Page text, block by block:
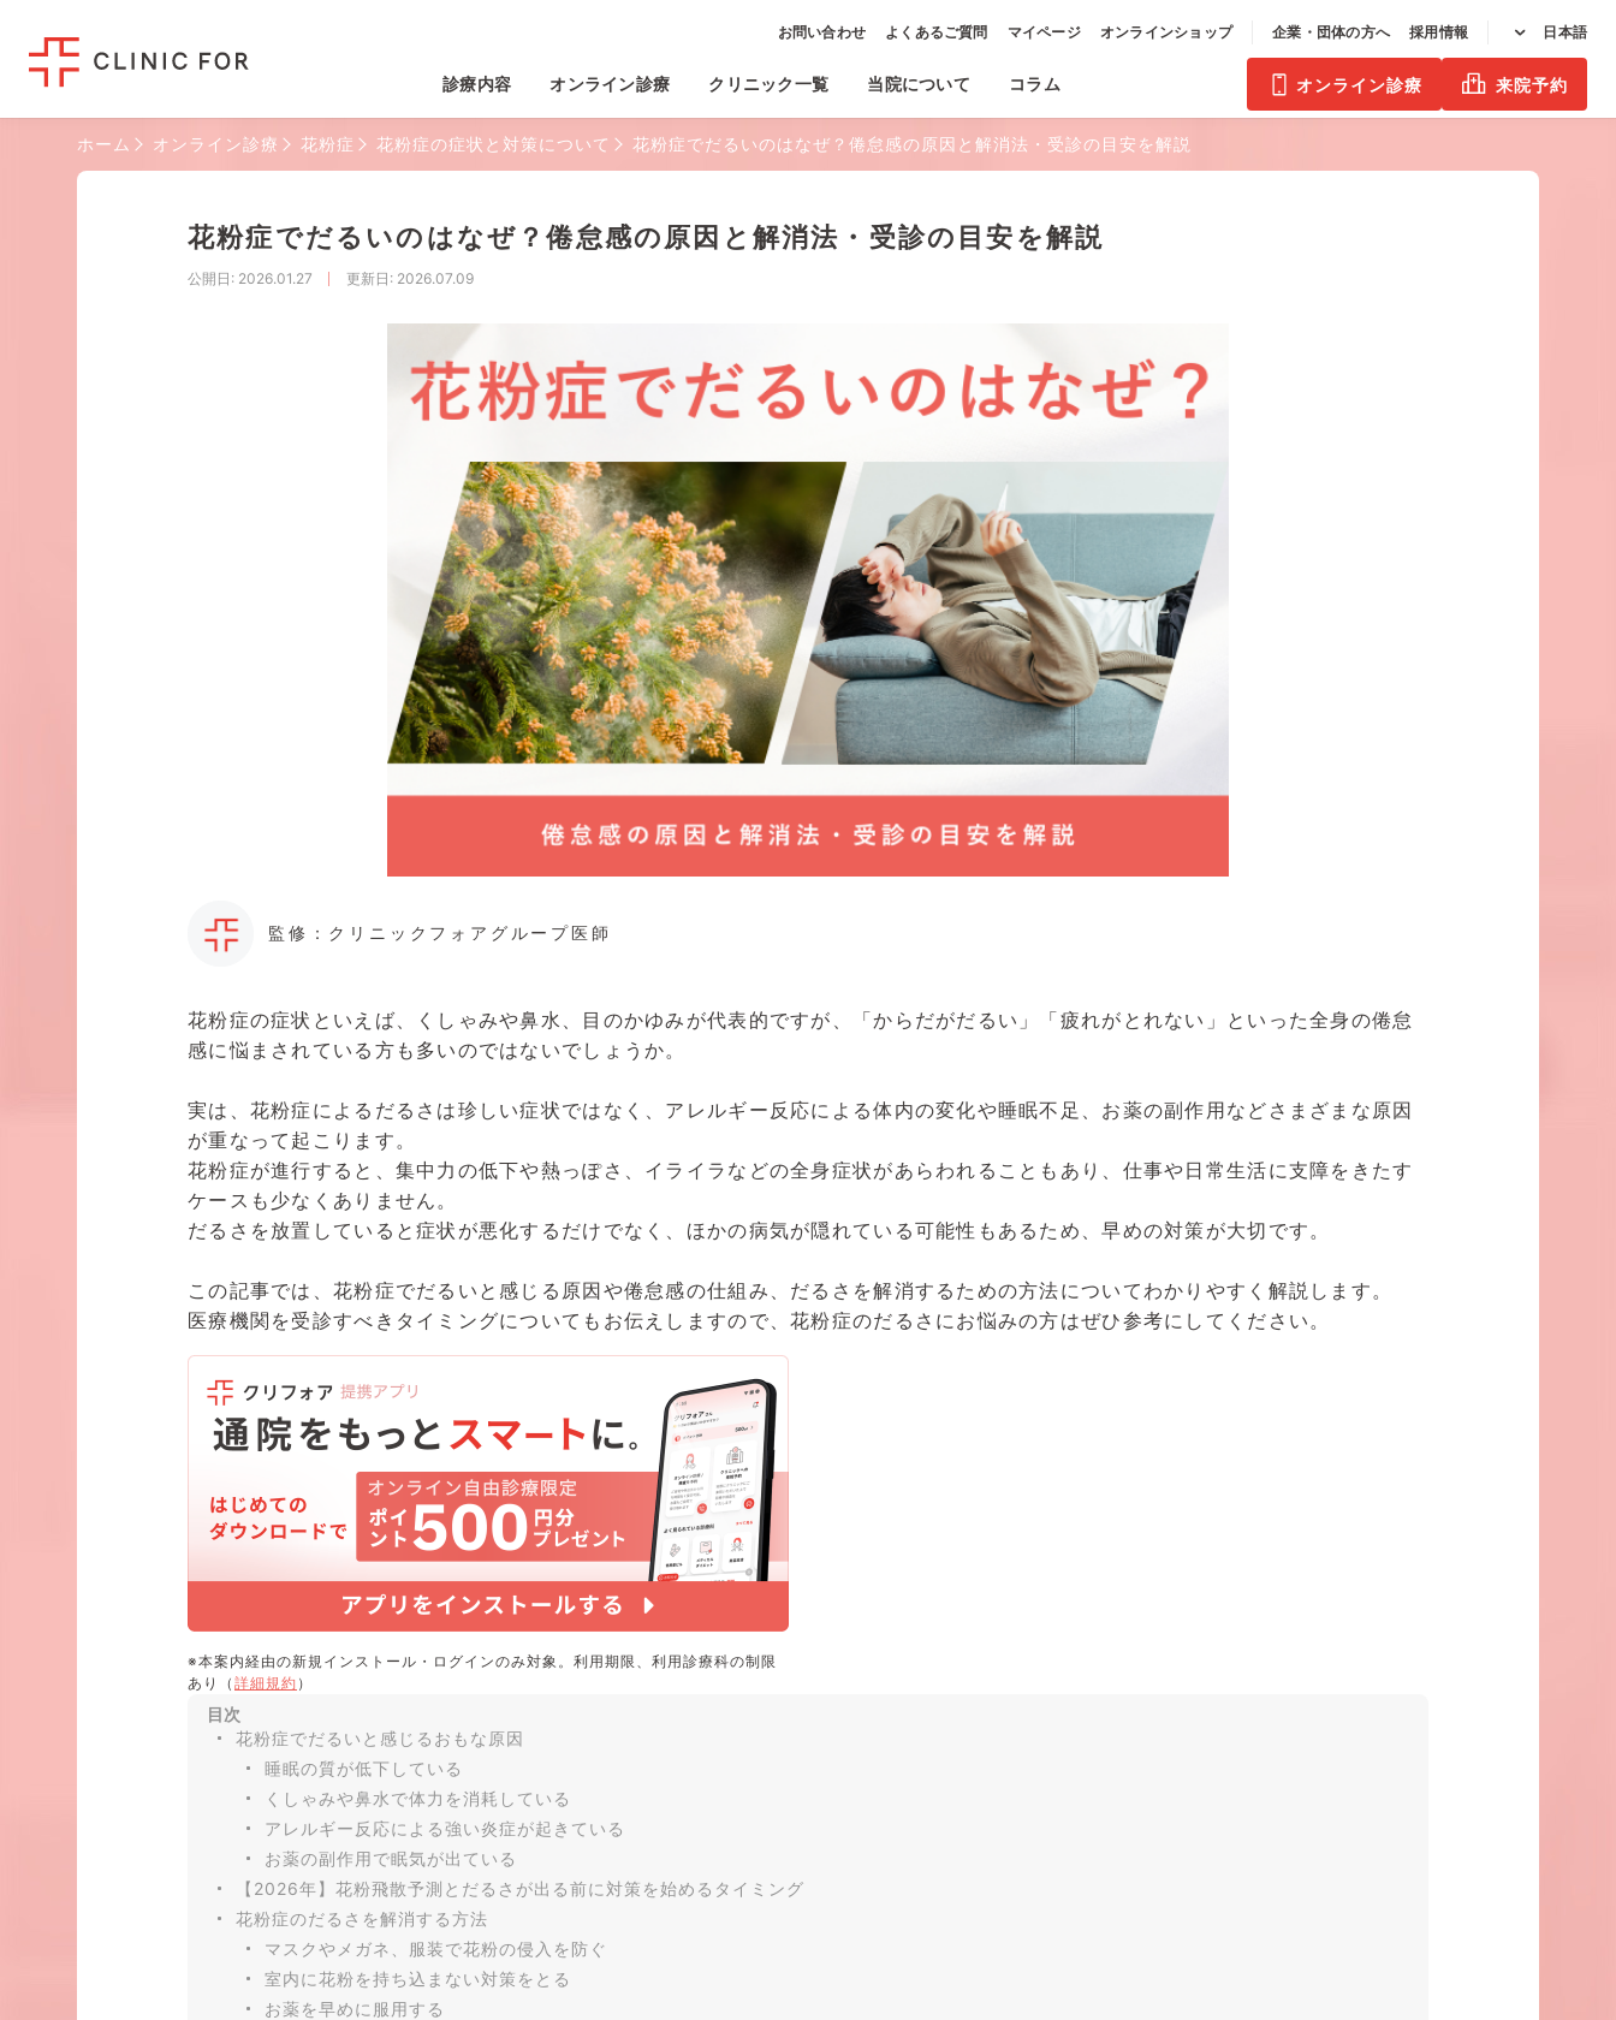
診療内容 オンライン診療 クリニック一覧 当院について コラム
お問い合わせ よくあるご質問 マイページ オンラインショップ 企業・団体の方へ 採用情報 日本語
来院予約
オンライン診療
ホーム オンライン診療 花粉症 花粉症の症状と対策について 花粉症でだるいのはなぜ？倦怠感の原因と解消法・受診の目安を解説
花粉症でだるいのはなぜ？倦怠感の原因と解消法・受診の目安を解説
公開日 : 2026.01.27 更新日 : 2026.07.09
監修：クリニックフォアグループ医師
花粉症の症状といえば、くしゃみや鼻水、目のかゆみが代表的ですが、「からだがだるい」「疲れがとれない」といった全身の倦怠
感に悩まされている方も多いのではないでしょうか。
実は、花粉症によるだるさは珍しい症状ではなく、アレルギー反応による体内の変化や睡眠不足、お薬の副作用などさまざまな原因
が重なって起こります。
花粉症が進行すると、集中力の低下や熱っぽさ、イライラなどの全身症状があらわれることもあり、仕事や日常生活に支障をきたす
ケースも少なくありません。
だるさを放置していると症状が悪化するだけでなく、ほかの病気が隠れている可能性もあるため、早めの対策が大切です。
この記事では、花粉症でだるいと感じる原因や倦怠感の仕組み、だるさを解消するための方法についてわかりやすく解説します。
医療機関を受診すべきタイミングについてもお伝えしますので、花粉症のだるさにお悩みの方はぜひ参考にしてください。
※本案内経由の新規インストール・ログインのみ対象。利用期限、利用診療科の制限
あり（ 詳細規約 ）
目次
花粉症でだるいと感じるおもな原因
睡眠の質が低下している
くしゃみや鼻水で体力を消耗している
アレルギー反応による強い炎症が起きている
お薬の副作用で眠気が出ている
【2026年】花粉飛散予測とだるさが出る前に対策を始めるタイミング
花粉症のだるさを解消する方法
マスクやメガネ、服装で花粉の侵入を防ぐ
室内に花粉を持ち込まない対策をとる
お薬を早めに服用する